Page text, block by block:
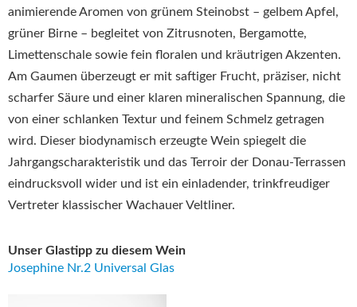
animierende Aromen von grünem Steinobst – gelbem Apfel,
grüner Birne – begleitet von Zitrusnoten, Bergamotte,
Limettenschale sowie fein floralen und kräutrigen Akzenten.
Am Gaumen überzeugt er mit saftiger Frucht, präziser, nicht
scharfer Säure und einer klaren mineralischen Spannung, die
von einer schlanken Textur und feinem Schmelz getragen
wird. Dieser biodynamisch erzeugte Wein spiegelt die
Jahrgangscharakteristik und das Terroir der Donau-Terrassen
eindrucksvoll wider und ist ein einladender, trinkfreudiger
Vertreter klassischer Wachauer Veltliner.
Unser Glastipp zu diesem Wein
Josephine Nr.2 Universal Glas